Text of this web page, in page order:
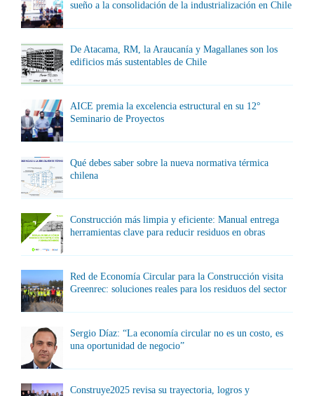
sueño a la consolidación de la industrialización en Chile
De Atacama, RM, la Araucanía y Magallanes son los
edificios más sustentables de Chile
AICE premia la excelencia estructural en su 12°
Seminario de Proyectos
Qué debes saber sobre la nueva normativa térmica
chilena
Construcción más limpia y eficiente: Manual entrega
herramientas clave para reducir residuos en obras
Red de Economía Circular para la Construcción visita
Greenrec: soluciones reales para los residuos del sector
Sergio Díaz: “La economía circular no es un costo, es
una oportunidad de negocio”
Construye2025 revisa su trayectoria, logros y